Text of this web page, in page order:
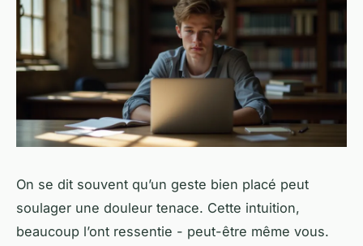
On se dit souvent qu’un geste bien placé peut
soulager une douleur tenace. Cette intuition,
beaucoup l’ont ressentie - peut-être même vous.